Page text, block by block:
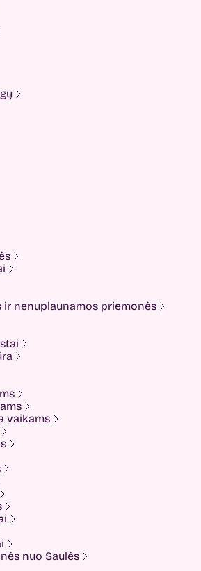
ir nenuplaunamos priemonės
vaikams
nuo Saulės